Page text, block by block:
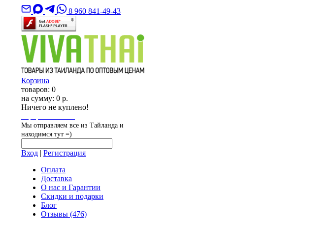
8 960 841-49-43
Корзина
товаров: 0
на сумму: 0 р.
Ничего не куплено!
Мы отправляем все из Тайланда и
находимся тут =)
Вход | Регистрация
Оплата
Доставка
О нас и Гарантии
Скидки и подарки
Блог
Отзывы (476)